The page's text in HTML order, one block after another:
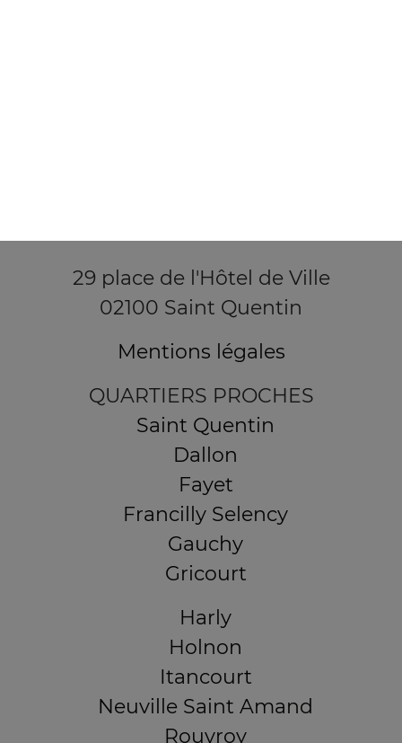
29 place de l'Hôtel de Ville
02100 Saint Quentin
Mentions légales
QUARTIERS PROCHES
Saint Quentin
Dallon
Fayet
Francilly Selency
Gauchy
Gricourt
Harly
Holnon
Itancourt
Neuville Saint Amand
Rouvroy